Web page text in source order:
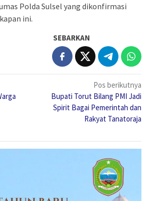
Polda Sulsel yang dikonfirmasi
ini.
SEBARKAN
Pos berikutnya
Bupati Torut Bilang PMI Jadi
Spirit Bagai Pemerintah dan
Rakyat Tanatoraja